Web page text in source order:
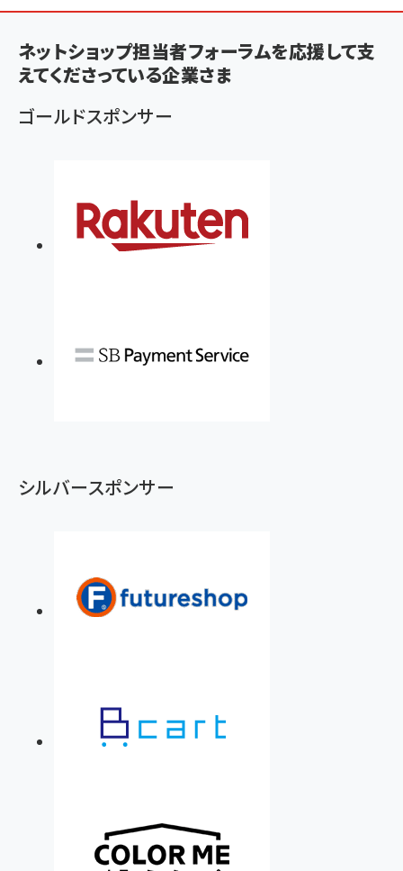
ン
く
ず
ネットショップ担当者フォーラムを応援して支
えてくださっている企業さま
ゴールドスポンサー
シルバースポンサー